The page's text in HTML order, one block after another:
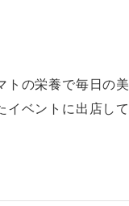
トの栄養で毎⽇の
イベントに出店し